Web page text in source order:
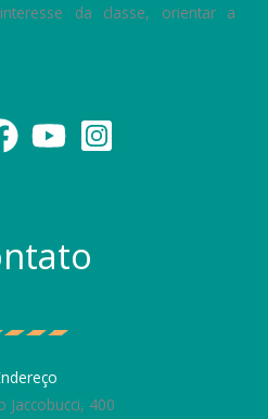
da classe, orientar a
Jaccobucci, 400